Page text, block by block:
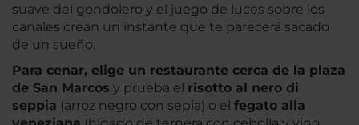
suave del gondolero y el juego de luces sobre los
canales crean un instante que te parecerá sacado
de un sueño.
Para cenar, elige un restaurante cerca de la plaza
de San Marcos y prueba el risotto al nero di
seppia (arroz negro con sepia) o el fegato alla